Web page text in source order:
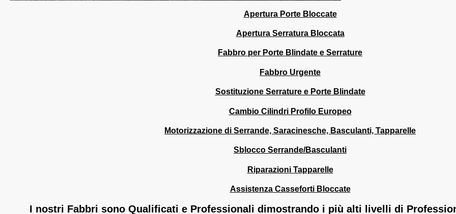
Apertura Porte Bloccate
Apertura Serratura Bloccata
Fabbro per Porte Blindate e Serrature
Fabbro Urgente
Sostituzione Serrature e Porte Blindate
Cambio Cilindri Profilo Europeo
Motorizzazione di Serrande, Saracinesche, Basculanti, Tapparelle
Sblocco Serrande/Basculanti
Riparazioni Tapparelle
Assistenza Casseforti Bloccate
I nostri Fabbri sono Qualificati e Professionali dimostrando i più alti livelli di